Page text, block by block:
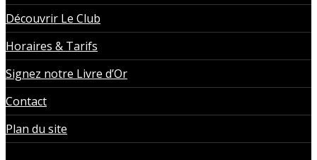
Découvrir Le Club
Horaires & Tarifs
Signez notre Livre d’Or
Contact
Plan du site